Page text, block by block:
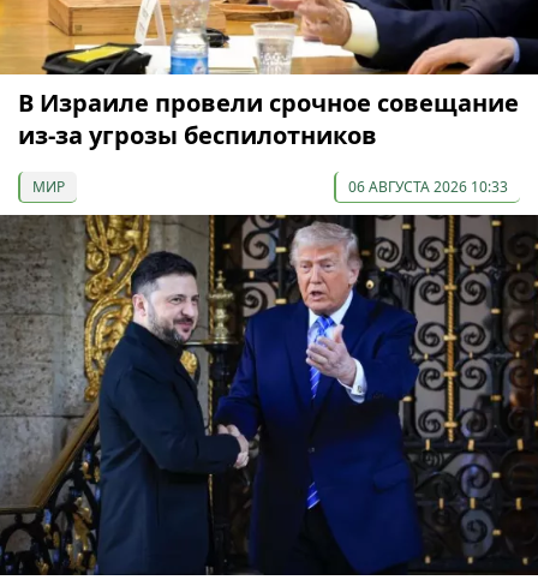
В Израиле провели срочное совещание
из-за угрозы беспилотников
МИР 06 АВГУСТА 2026 10:33